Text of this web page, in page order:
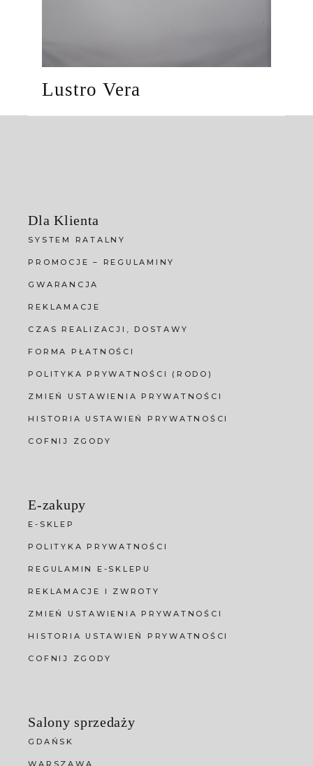
Lustro Vera
Dla Klienta
SYSTEM RATALNY
PROMOCJE – REGULAMINY
GWARANCJA
REKLAMACJE
CZAS REALIZACJI, DOSTAWY
FORMA PŁATNOŚCI
POLITYKA PRYWATNOŚCI (RODO)
ZMIEŃ USTAWIENIA PRYWATNOŚCI
HISTORIA USTAWIEŃ PRYWATNOŚCI
COFNIJ ZGODY
E-zakupy
E-SKLEP
POLITYKA PRYWATNOŚCI
REGULAMIN E-SKLEPU
REKLAMACJE I ZWROTY
ZMIEŃ USTAWIENIA PRYWATNOŚCI
HISTORIA USTAWIEŃ PRYWATNOŚCI
COFNIJ ZGODY
Salony sprzedaży
GDAŃSK
WARSZAWA